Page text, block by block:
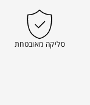
סליקה מאובטחת